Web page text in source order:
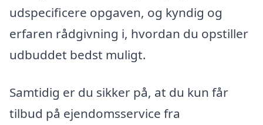
udspecificere opgaven, og kyndig og
erfaren rådgivning i, hvordan du opstiller
udbuddet bedst muligt.
Samtidig er du sikker på, at du kun får
tilbud på ejendomsservice fra